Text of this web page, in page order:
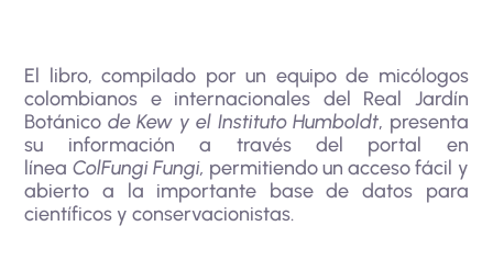
El libro, compilado por un equipo de micólogos
colombianos e internacionales del Real Jardín
Botánico de Kew y el Instituto Humboldt, presenta
su información a través del portal en
línea ColFungi Fungi, permitiendo un acceso fácil y
abierto a la importante base de datos para
científicos y conservacionistas.